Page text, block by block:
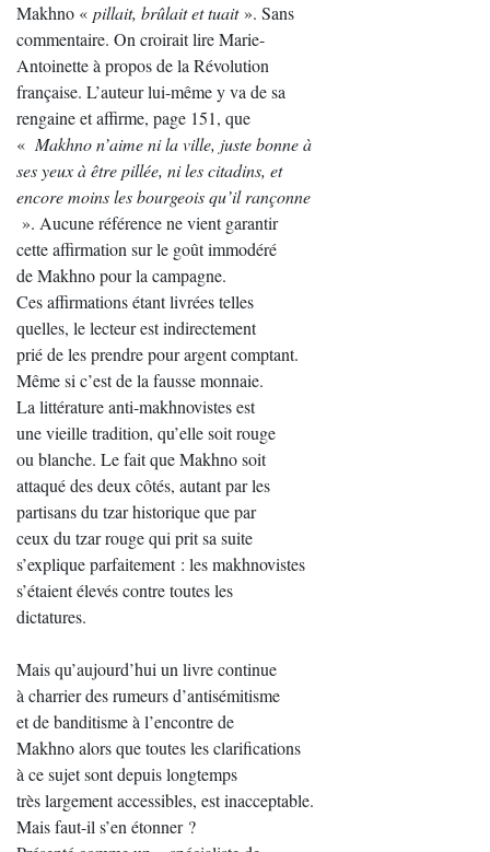
Makhno « pillait, brûlait et tuait». Sans
commentaire. On croirait lire Marie-
Antoinette à propos de la Révolution
française. L’auteur lui-même y va de sa
rengaine et affirme, page 151, que
« Makhno n’aime ni la ville, juste bonne à
ses yeux à être pillée, ni les citadins, et
encore moins les bourgeois qu’il rançonne
». Aucune référence ne vient garantir
cette affirmation sur le goût immodéré
de Makhno pour la campagne.
Ces affirmations étant livrées telles
quelles, le lecteur est indirectement
prié de les prendre pour argent comptant.
Même si c’est de la fausse monnaie.
La littérature anti-makhnovistes est
une vieille tradition, qu’elle soit rouge
ou blanche. Le fait que Makhno soit
attaqué des deux côtés, autant par les
partisans du tzar historique que par
ceux du tzar rouge qui prit sa suite
s’explique parfaitement : les makhnovistes
s’étaient élevés contre toutes les
dictatures.
Mais qu’aujourd’hui un livre continue
à charrier des rumeurs d’antisémitisme
et de banditisme à l’encontre de
Makhno alors que toutes les clarifications
à ce sujet sont depuis longtemps
très largement accessibles, est inacceptable.
Mais faut-il s’en étonner ?